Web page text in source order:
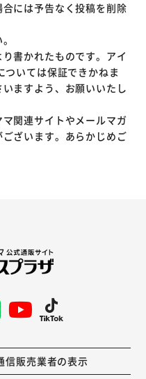
には予告なく投稿を削除
書かれたものです。アイ
ついては保証できかねま
ますよう、お願いいたし
関連サイトやメールマガ
ざいます。あらかじめご
信販売業者の表示